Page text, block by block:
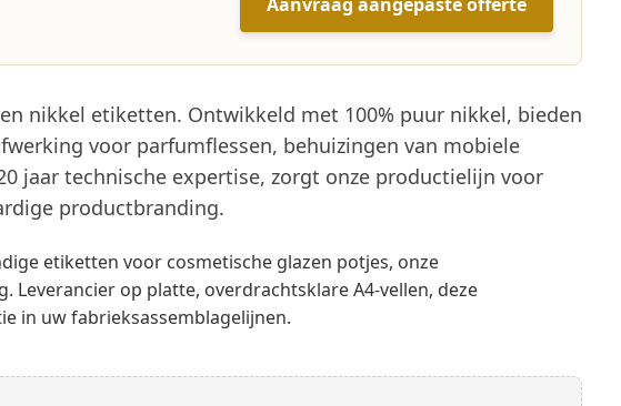
nikkel etiketten. Ontwikkeld met 100% puur nikkel, bieden
voor parfumflessen, behuizingen van mobiele
jaar technische expertise, zorgt onze productielijn voor
productbranding.
etiketten voor cosmetische glazen potjes, onze
op platte, overdrachtsklare A4-vellen, deze
in uw fabrieksassemblagelijnen.